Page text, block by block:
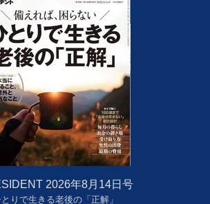
2026年8月14日号
りで生きる老後の「正解」